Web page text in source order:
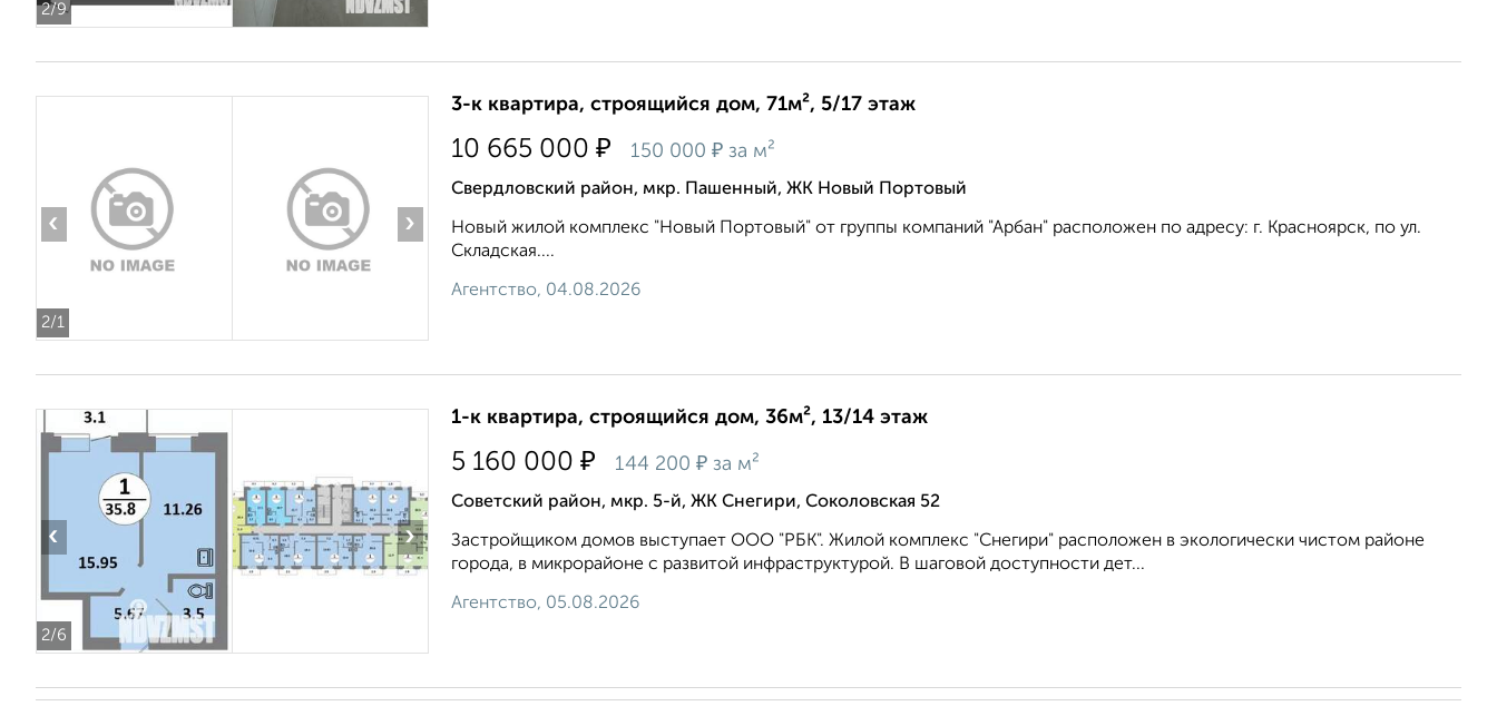
2/9
2/1
‹ ›
3-к квартира, строящийся дом, 71м², 5/17 этаж
10 665 000 ₽ 150 000 ₽ за м²
Свердловский район, мкр. Пашенный, ЖК Новый Портовый
Новый жилой комплекс "Новый Портовый" от группы компаний "Арбан" расположен по адресу: г. Красноярск, по ул.
Складская....
Агентство, 04.08.2026
2/6
‹ ›
1-к квартира, строящийся дом, 36м², 13/14 этаж
5 160 000 ₽ 144 200 ₽ за м²
Советский район, мкр. 5-й, ЖК Снегири, Соколовская 52
Застройщиком домов выступает ООО "РБК". Жилой комплекс "Снегири" расположен в экологически чистом районе
города, в микрорайоне с развитой инфраструктурой. В шаговой доступности дет...
Агентство, 05.08.2026